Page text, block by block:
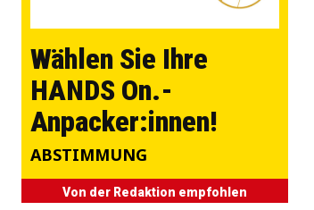
Wählen Sie Ihre
HANDS On.-
Anpacker:innen!
ABSTIMMUNG
Von der Redaktion empfohlen